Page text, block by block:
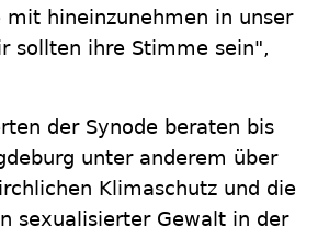
mit hineinzunehmen in unser
sollten ihre Stimme sein",
der Synode beraten bis
unter anderem über
Klimaschutz und die
sexualisierter Gewalt in der